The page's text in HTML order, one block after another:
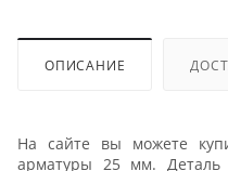
ОПИСАНИЕ
На сайте вы можете
арматуры 25 мм. Деталь